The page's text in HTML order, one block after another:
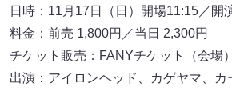
日時：11月17日（日）開場11:15／開
料金：前売 1,800円／当日 2,300円
チケット販売：FANYチケット（会場）
出演：アイロンヘッド、カゲヤマ、カ